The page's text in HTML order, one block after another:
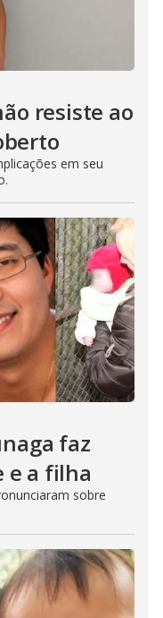
resiste ao
em seu
faz
e a filha
sobre